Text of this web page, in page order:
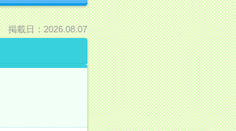
掲載日：2026.08.07